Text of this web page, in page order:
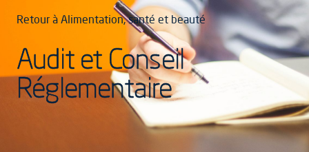
Retour à Alimentation, santé et beauté
Audit et Conseil
Réglementaire